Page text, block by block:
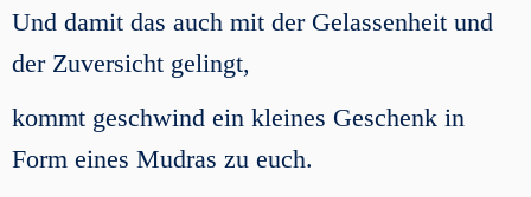
Und damit das auch mit der Gelassenheit und
der Zuversicht gelingt,
kommt geschwind ein kleines Geschenk in
Form eines Mudras zu euch.